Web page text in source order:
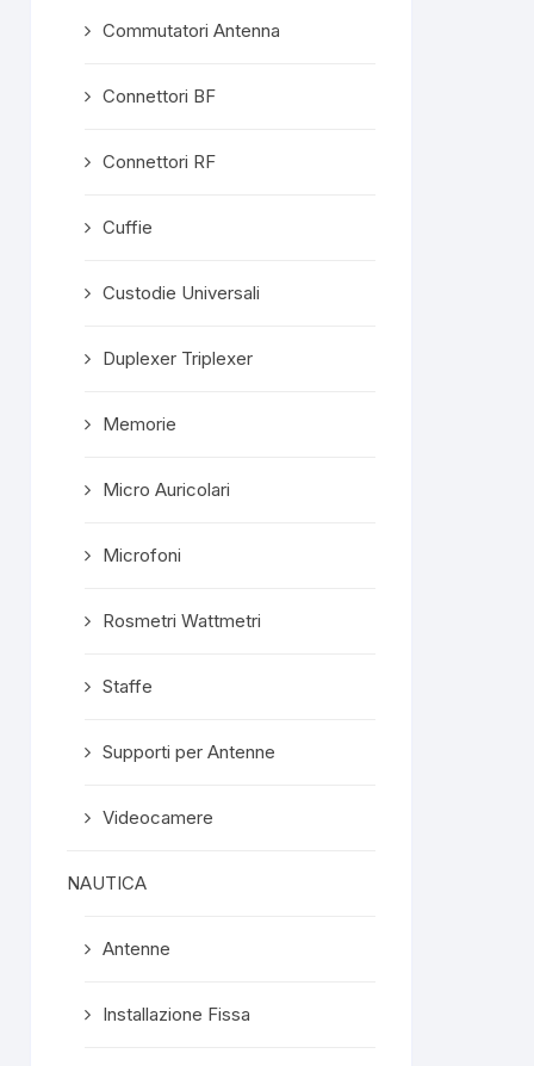
Commutatori Antenna
Connettori BF
Connettori RF
Cuffie
Custodie Universali
Duplexer Triplexer
Memorie
Micro Auricolari
Microfoni
Rosmetri Wattmetri
Staffe
Supporti per Antenne
Videocamere
NAUTICA
Antenne
Installazione Fissa